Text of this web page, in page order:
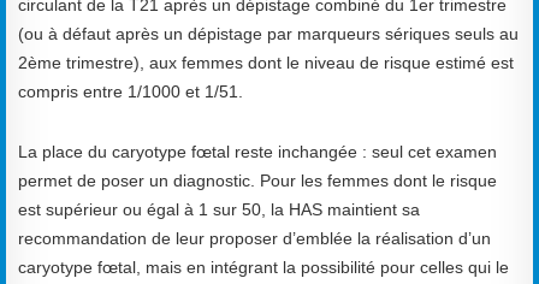
circulant de la T21 après un dépistage combiné du 1er trimestre
(ou à défaut après un dépistage par marqueurs sériques seuls au
2ème trimestre), aux femmes dont le niveau de risque estimé est
compris entre 1/1000 et 1/51.
La place du caryotype fœtal reste inchangée : seul cet examen
permet de poser un diagnostic. Pour les femmes dont le risque
est supérieur ou égal à 1 sur 50, la HAS maintient sa
recommandation de leur proposer d’emblée la réalisation d’un
caryotype fœtal, mais en intégrant la possibilité pour celles qui le